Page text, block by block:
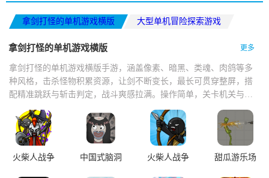
拿剑打怪的单机游戏横版
大型单机冒险探索游戏
拿剑打怪的单机游戏横版 更多
拿剑打怪的单机游戏横版手游，涵盖像素、暗黑、类魂、肉鸽等多
种风格，击杀怪物积累资源，让剑不断变长，最长可贯穿整屏，搭
配精准跳跃与斩击判定，战斗爽感拉满。操作简单，关卡机关与怪
物设计巧妙，打击感扎实，技能切换流畅，掉落技能书与神器，支
持多人联机。
火柴人战争
中国式脑洞
火柴人战争
甜瓜游乐场